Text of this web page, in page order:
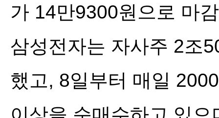
가 14만9300원으로 마
삼성전자는 자사주 2조
했고, 8일부터 매일